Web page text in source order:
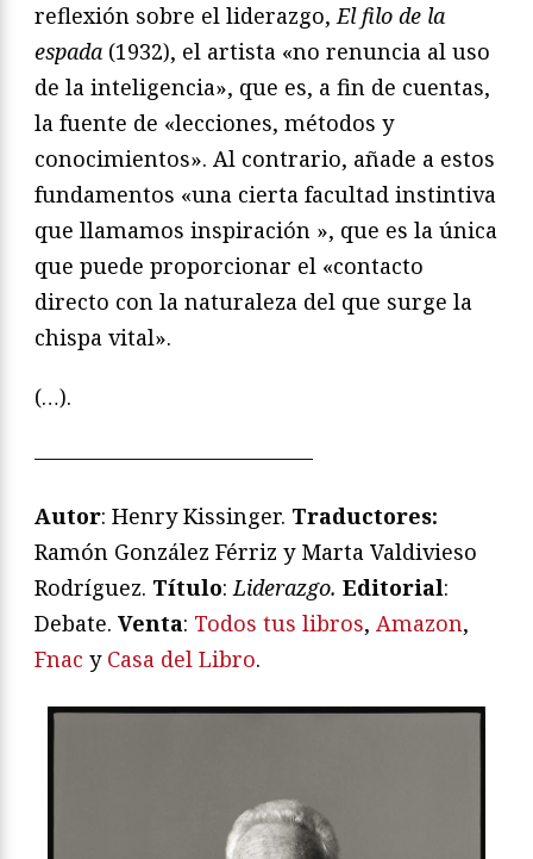
reflexión sobre el liderazgo,El filo de la
espada (1932), el artista «no renuncia al uso
de la inteligencia», que es, a fin de cuentas,
la fuente de «lecciones, métodos y
conocimientos». Al contrario, añade a estos
fundamentos «una cierta facultad instintiva
que llamamos inspiración », que es la única
que puede proporcionar el «contacto
directo con la naturaleza del que surge la
chispa vital».
(…).
—————————————
Autor: Henry Kissinger. Traductores:
Ramón González Férriz y Marta Valdivieso
Rodríguez. Título:Liderazgo. Editorial:
Debate. Venta: Todos tus libros, Amazon,
Fnac y Casa del Libro.